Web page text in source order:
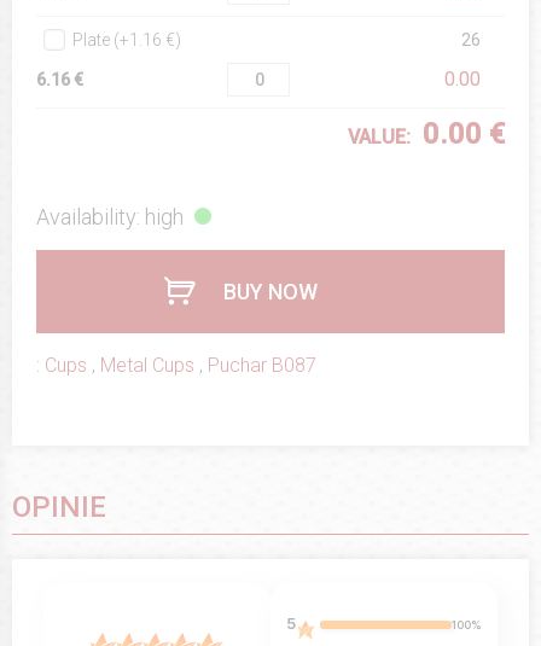
Plate (+1.16 €) 26
6.16 € 0.00
VALUE: 0.00 €
Availability: high
BUY NOW
: Cups , Metal Cups , Puchar B087
OPINIE
5 100%